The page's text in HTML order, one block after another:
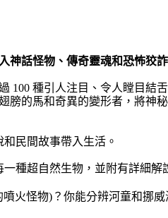
神話怪物、傳奇靈魂和恐怖狡
100 種引人注目、令人瞠目結
膀的馬和奇異的變形者，將神
民間故事帶入生活。
種超自然生物，並附有詳細解
噴火怪物)？你能分辨河童和挪威